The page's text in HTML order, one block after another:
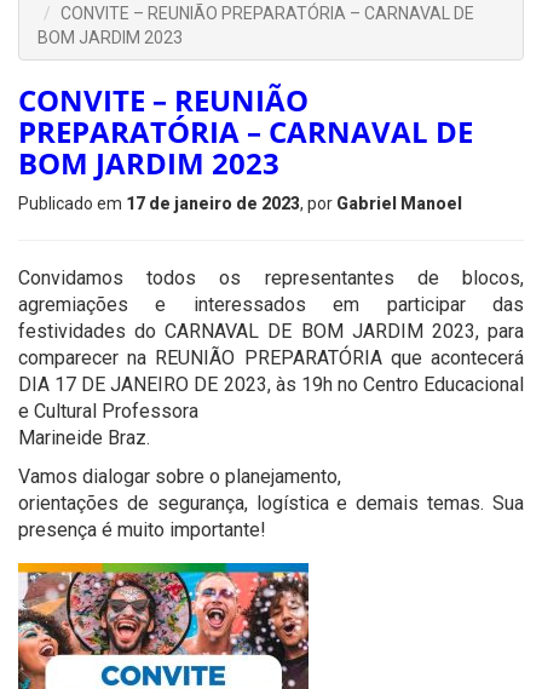
CONVITE – REUNIÃO PREPARATÓRIA – CARNAVAL DE
BOM JARDIM 2023
CONVITE – REUNIÃO
PREPARATÓRIA – CARNAVAL DE
BOM JARDIM 2023
Publicado em 17 de janeiro de 2023, por Gabriel Manoel
Convidamos todos os representantes de blocos,
agremiações e interessados em participar das
festividades do CARNAVAL DE BOM JARDIM 2023, para
comparecer na REUNIÃO PREPARATÓRIA que acontecerá
DIA 17 DE JANEIRO DE 2023, às 19h no Centro Educacional
e Cultural Professora
Marineide Braz.
Vamos dialogar sobre o planejamento,
orientações de segurança, logística e demais temas. Sua
presença é muito importante!